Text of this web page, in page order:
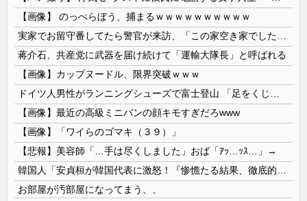
【画像】 のっぺらぼう、捕まるｗｗｗｗｗｗｗｗｗｗ
蒋介石、共産党に武器を届け続けて「運輸大隊長」と呼ばれる
【画像】カップヌードル、限界突破ｗｗｗ
【画像】最近の高級ミニバンの顔キモすぎだろwww
【画像】「ワイらのゴマキ（３９）」
【悲報】美容師「…手は尽くしました」おば「ｱｯ…ｯｽ…」→
お部屋が汚部屋になってまう、、